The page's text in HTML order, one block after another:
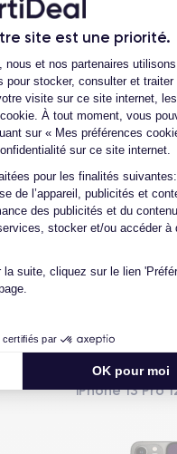
site est une priorité.
du
et nos partenaires
stocker, consulter et traiter
visite sur ce site internet, les
À tout moment, vous
sur « Mes préférences
sur ce site internet.
pour les finalités suivantes:
de l’appareil, publicités et
des publicités et du
stocker et/ou accéder à
suite, cliquez sur le lien
certifiés par
OK pour moi
consent
CertiDeal
vous bénéficiez de
Un SAV proche et
Nos équipes sont en
notre atelier pour une
cas de
aussi
iPhone 13 Pro